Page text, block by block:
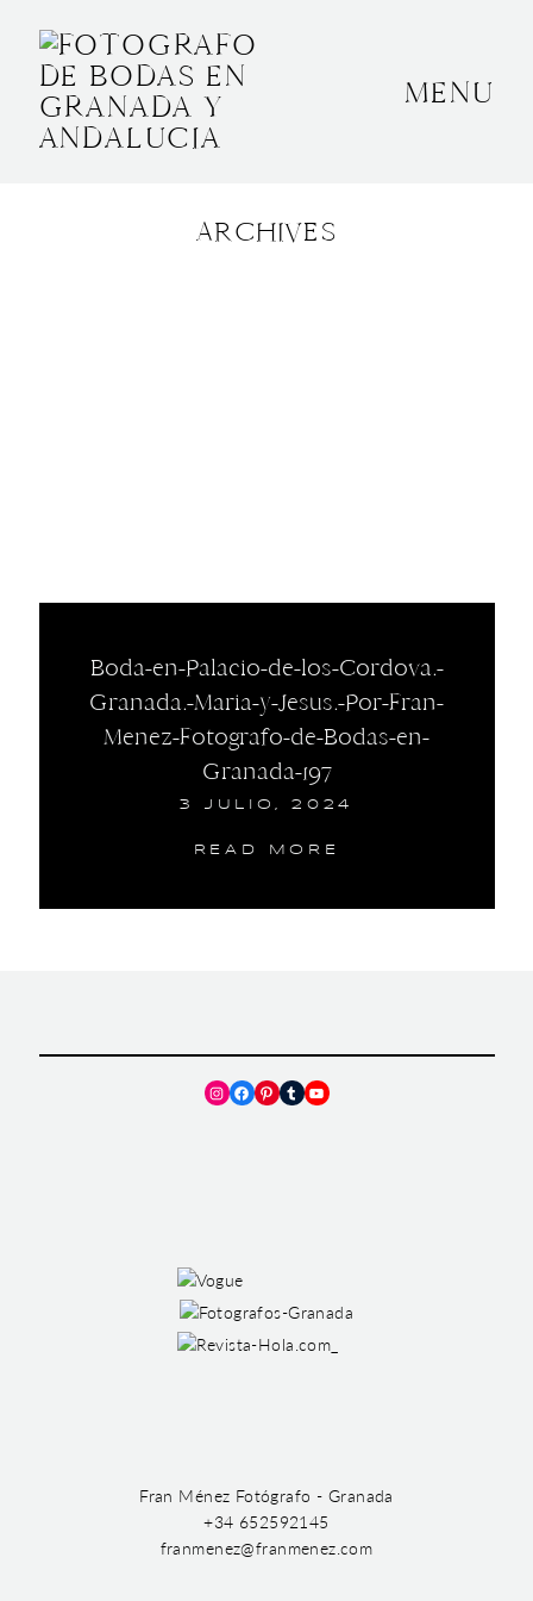
MENU
ARCHIVES
Boda-en-Palacio-de-los-Cordova.-
Granada.-Maria-y-Jesus.-Por-Fran-
Menez-Fotografo-de-Bodas-en-
Granada-197
3 JULIO, 2024
READ MORE
BODAS
Instagram
Facebook
Pinterest
TumblrYouTube
Fran Ménez Fotógrafo - Granada
+34 652592145
franmenez@franmenez.com